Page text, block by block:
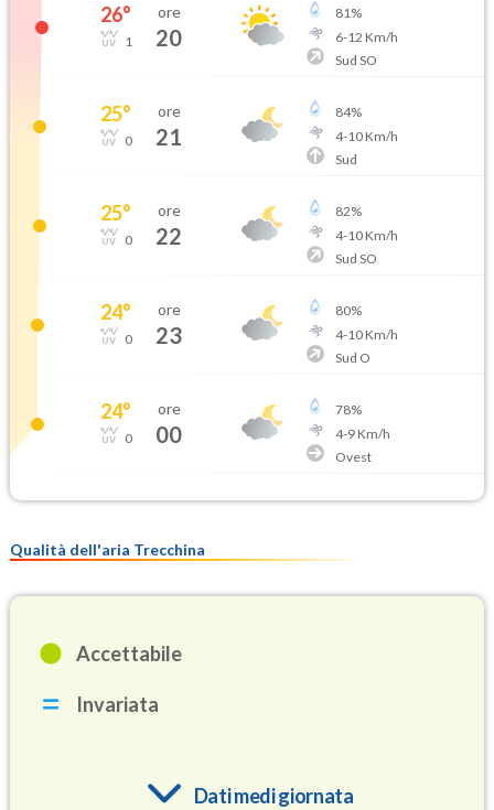
26°
1
ore
20
81%
6-12 Km/h
Sud SO
25°
0
ore
21
84%
4-10Km/h
Sud
25°
0
ore
22
82%
4-10Km/h
Sud SO
24°
0
ore
23
80%
4-10Km/h
Sud O
24°
0
ore
00
78%
4-9Km/h
Ovest
Qualità dell'aria Trecchina
Accettabile
Invariata
Dati medi giornata